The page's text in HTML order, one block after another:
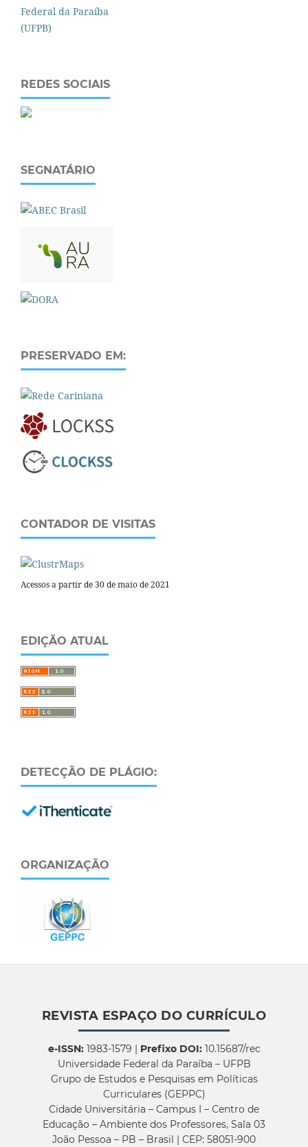
REDES SOCIAIS
SEGNATÁRIO
PRESERVADO EM:
CONTADOR DE VISITAS
Acessos a partir de 30 de maio de 2021
EDIÇÃO ATUAL
DETECÇÃO DE PLÁGIO:
ORGANIZAÇÃO
REVISTA ESPAÇO DO CURRÍCULO
e-ISSN:1983-1579 | Prefixo DOI:10.15687/rec
Universidade Federal da Paraíba – UFPB
Grupo de Estudos e Pesquisas em Políticas
Curriculares (GEPPC)
Cidade Universitária – Campus I – Centro de
Educação – Ambiente dos Professores, Sala 03
João Pessoa – PB – Brasil | CEP: 58051-900